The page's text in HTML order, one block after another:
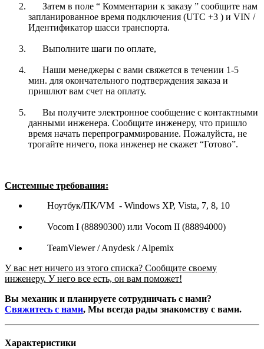
Затем в поле “ Комментарии к заказу ” сообщите нам
запланированное время подключения (UTC +3 ) и VIN /
Идентификатор шасси транспорта.
Выполните шаги по оплате,
Наши менеджеры с вами свяжется в течении 1-5
мин. для окончательного подтверждения заказа и
пришлют вам счет на оплату.
Вы получите электронное сообщение с контактными
данными инженера. Сообщите инженеру, что пришло
время начать перепрограммирование. Пожалуйста, не
трогайте ничего, пока инженер не скажет “Готово”.
Системные требования:
Ноутбук/ПК/VM - Windows XP, Vista, 7, 8, 10
Vocom I (88890300) или Vocom II (88894000)
TeamViewer / Anydesk / Alpemix
У вас нет ничего из этого списка? Сообщите своему
инженеру. У него все есть, он вам поможет!
Вы механик и планируете сотрудничать с нами?
Свяжитесь с нами, Мы всегда рады знакомству с вами.
Характеристики